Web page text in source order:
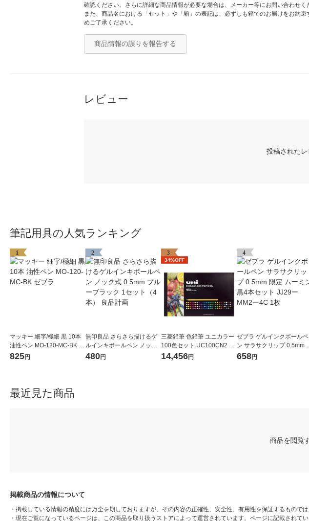
確認ください。さらに詳細な商品情報が必要な場合は、メーカー等にお問い合わせく
また、商品名における「セット」や「箱」の表記は、必ずしも箱でのお届けをお約
めご了承ください。
商品情報の誤りを報告する
レビュー
投稿されたレ
筆記用具の人気ランキング
1
マッキー 細字/極細 黒 10本
油性ペン MO-120-MC-BK ゼ
ブラ
825円
2
無印良品 さらさら描けるゲ
ルインキボールペン ノック
式 0.5mm ブルーブラック 1
480円
3
34%OFF
三菱鉛筆 色鉛筆 ユニカラー
100色セット UC100CN2 1
セット（直送品）
14,456円
4
ゼブラ ゲルインクボールペ
ン サラサクリップ 0.5mm
定 ムーミン 黒4本セット JJ2
658円
最近見た商品
商品を閲覧
掲載商品の情報について
・ 掲載している情報の精度には万全を期しておりますが、その内容の正確性、安全性、有用性を保証するものでは
・ 現在ご覧になっているページは、この商品を取り扱うストアによって運営されています。ページに記載されて